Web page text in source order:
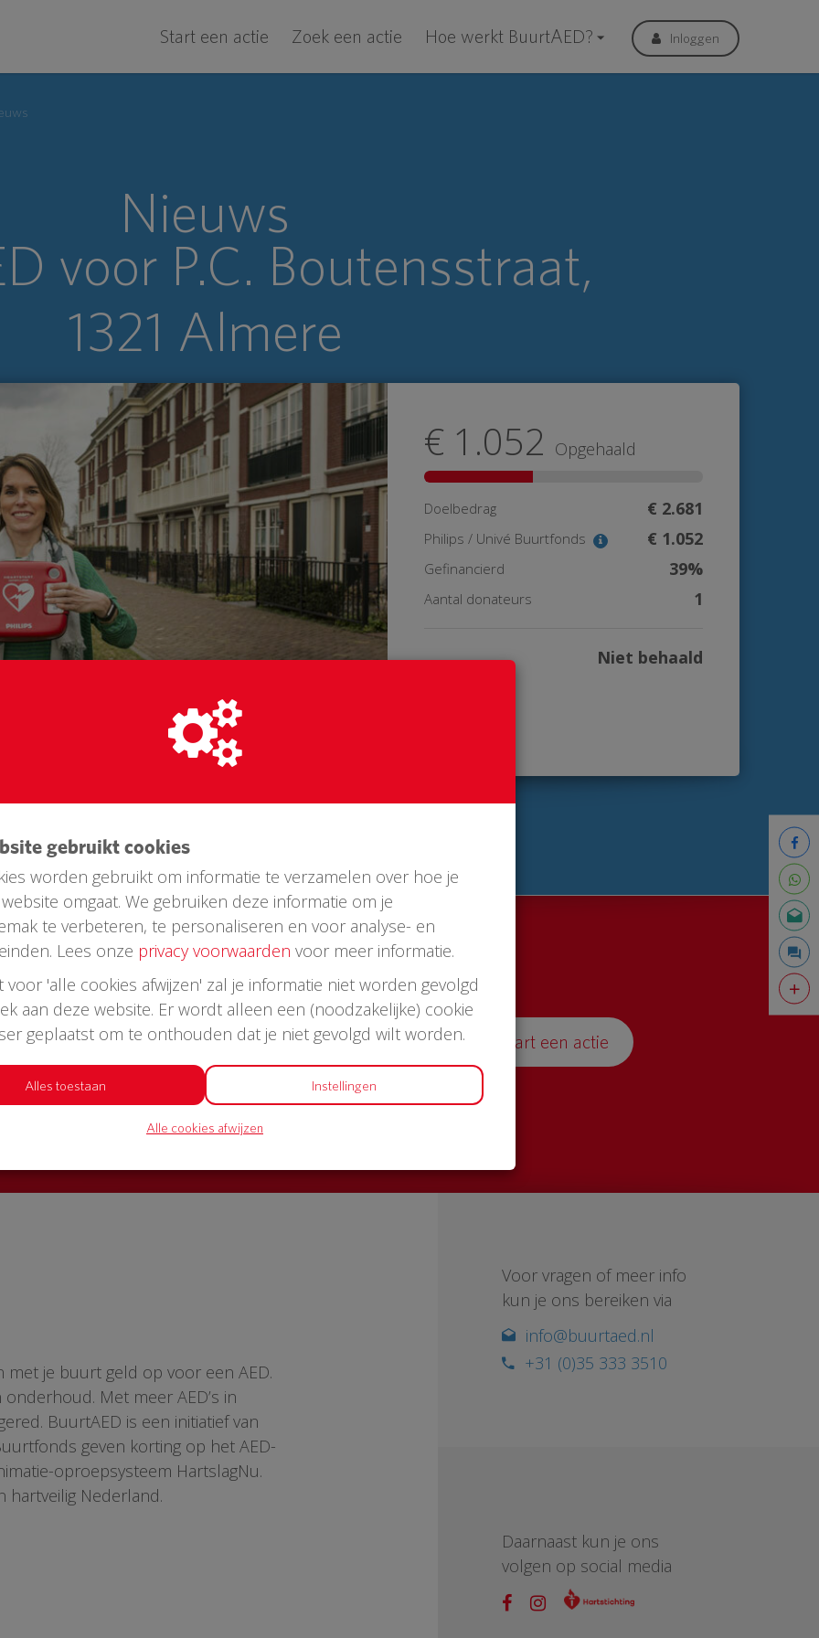
Start een actie Zoek een actie Hoe werkt BuurtAED? Inloggen
Nieuws
voor P.C. Boutensstraat,
1321 Almere
€ 1.052 Opgehaald
Doelbedrag € 2.681
Philips / Univé Buurtfonds € 1.052
Gefinancierd 39%
Aantal donateurs 1
Niet behaald
in jouw straat?
een AED + buitenkast met korting
Start een actie
met je buurt geld op voor een AED.
Met meer AED’s in
BuurtAED is een initiatief van
geven korting op het AED-
oproepsysteem HartslagNu.
hartveilig Nederland.
Voor vragen of meer info
kun je ons bereiken via
info@buurtaed.nl
+31 (0)35 333 3510
Daarnaast kun je ons
volgen op social media
gebruikt cookies
worden gebruikt om informatie te verzamelen over hoe je
omgaat. We gebruiken deze informatie om je
te verbeteren, te personaliseren en voor analyse- en
Lees onze privacy voorwaarden voor meer informatie.
voor 'alle cookies afwijzen' zal je informatie niet worden gevolgd
aan deze website. Er wordt alleen een (noodzakelijke) cookie
geplaatst om te onthouden dat je niet gevolgd wilt worden.
Alles toestaan Instellingen
Alle cookies afwijzen